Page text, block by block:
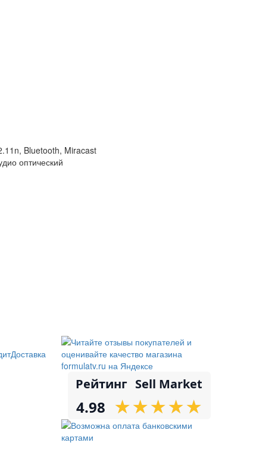
Bluetooth, Miracast
оптический
Доставка
Рейтинг Sell Market
4.98 ★
★★
★★
★★
★★
★